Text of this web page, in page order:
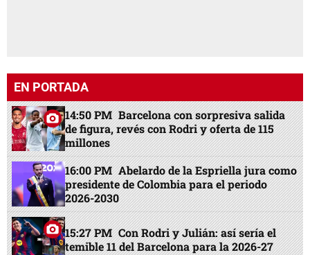
EN PORTADA
14:50 PM Barcelona con sorpresiva salida
de figura, revés con Rodri y oferta de 115
millones
16:00 PM Abelardo de la Espriella jura como
presidente de Colombia para el periodo
2026-2030
15:27 PM Con Rodri y Julián: así sería el
temible 11 del Barcelona para la 2026-27